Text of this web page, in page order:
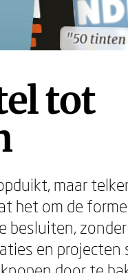
"50
"50
tot
maar
het om de
besluiten,
en projecten